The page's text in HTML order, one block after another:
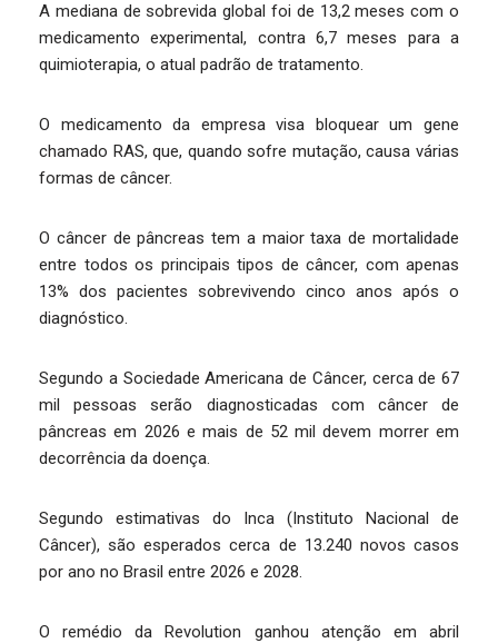
A mediana de sobrevida global foi de 13,2 meses com o
medicamento experimental, contra 6,7 meses para a
quimioterapia, o atual padrão de tratamento.
O medicamento da empresa visa bloquear um gene
chamado RAS, que, quando sofre mutação, causa várias
formas de câncer.
O câncer de pâncreas tem a maior taxa de mortalidade
entre todos os principais tipos de câncer, com apenas
13% dos pacientes sobrevivendo cinco anos após o
diagnóstico.
Segundo a Sociedade Americana de Câncer, cerca de 67
mil pessoas serão diagnosticadas com câncer de
pâncreas em 2026 e mais de 52 mil devem morrer em
decorrência da doença.
Segundo estimativas do Inca (Instituto Nacional de
Câncer), são esperados cerca de 13.240 novos casos
por ano no Brasil entre 2026 e 2028.
O remédio da Revolution ganhou atenção em abril